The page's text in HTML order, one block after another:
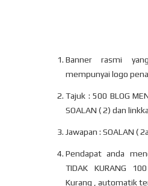
Banner rasmi
mempunyai logo
Tajuk : 500 BLOG
SOALAN ( 2) dan
Jawapan : SOALAN (
Pendapat anda
TIDAK KURANG
Kurang , automatik